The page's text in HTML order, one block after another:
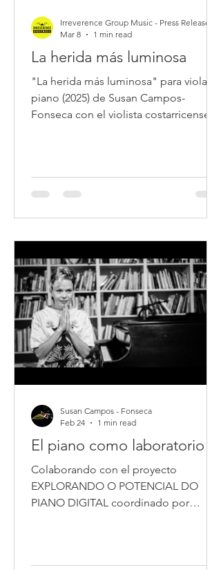
La herida más luminosa
"La herida más luminosa" para viola y
piano (2025) de Susan Campos-
Fonseca con el violista costarricense
(UCR-Costa Rica).
Irreverence Group Music - Press Release
Mar 8
1 min read
El piano como laboratorio
Colaborando con el proyecto
EXPLORANDO O POTENCIAL DO
PIANO DIGITAL coordinado por
Susan Campos - Fonseca
Feb 24
1 min read